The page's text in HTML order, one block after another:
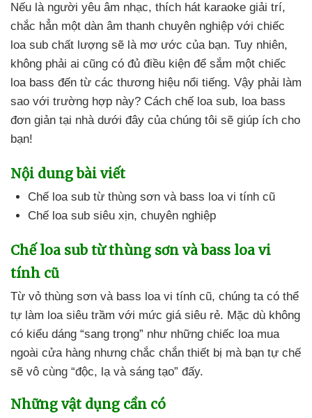
Nếu là người yêu âm nhạc, thích hát karaoke giải trí,
chắc hẳn một dàn âm thanh chuyên nghiệp với chiếc
loa sub chất lượng sẽ là mơ ước của bạn. Tuy nhiên,
không phải ai cũng có đủ điều kiện để sắm một chiếc
loa bass đến từ các thương hiệu nổi tiếng. Vậy phải làm
sao với trường hợp này? Cách chế loa sub, loa bass
đơn giản tại nhà dưới đây của chúng tôi sẽ giúp ích cho
bạn!
Nội dung bài viết
Chế loa sub từ thùng sơn và bass loa vi tính cũ
Chế loa sub siêu xịn, chuyên nghiệp
Chế loa sub từ thùng sơn và bass loa vi
tính cũ
Từ vỏ thùng sơn và bass loa vi tính cũ, chúng ta có thể
tự làm loa siêu trầm với mức giá siêu rẻ. Mặc dù không
có kiểu dáng “sang trọng” như những chiếc loa mua
ngoài cửa hàng nhưng chắc chắn thiết bị mà bạn tự chế
sẽ vô cùng “độc, lạ và sáng tạo” đấy.
Những vật dụng cần có